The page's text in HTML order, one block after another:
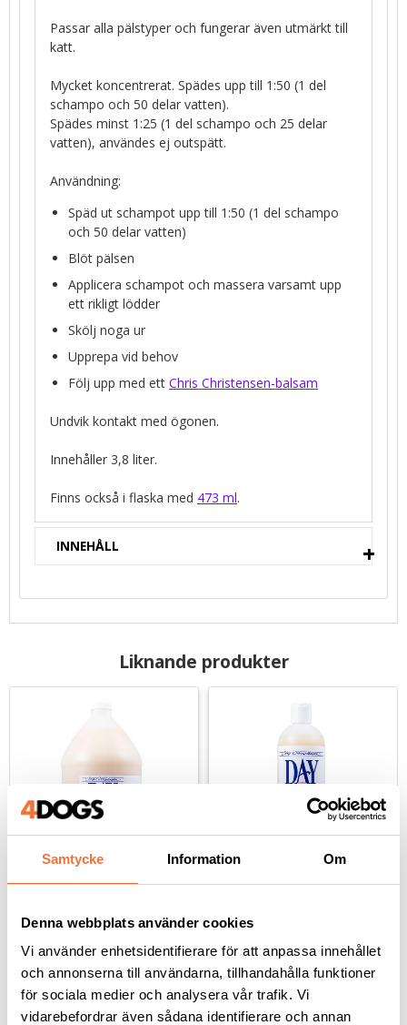
Samtycke Information Om
Denna webbplats använder cookies
Vi använder enhetsidentifierare för att anpassa innehållet
och annonserna till användarna, tillhandahålla funktioner
för sociala medier och analysera vår trafik. Vi
vidarebefordrar även sådana identifierare och annan
Passar alla pälstyper och fungerar även utmärkt till
katt.
Mycket koncentrerat. Spädes upp till 1:50 (1 del
schampo och 50 delar vatten).
Spädes minst 1:25 (1 del schampo och 25 delar
vatten), användes ej outspätt.
Användning:
Späd ut schampot upp till 1:50 (1 del schampo
och 50 delar vatten)
Blöt pälsen
Applicera schampot och massera varsamt upp
ett rikligt lödder
Skölj noga ur
Upprepa vid behov
Följ upp med ett Chris Christensen-balsam
Undvik kontakt med ögonen.
Innehåller 3,8 liter.
Finns också i flaska med 473 ml.
INNEHÅLL
Liknande produkter
schampo - 3,8 liter
695kr
schampo - 473 ml
279kr